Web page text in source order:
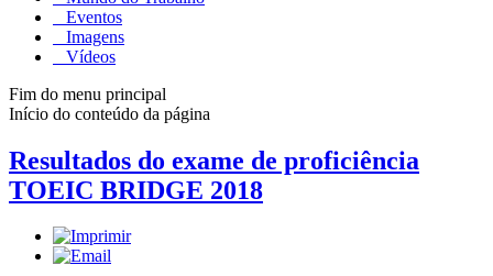
Eventos
Imagens
Vídeos
Fim do menu principal
Início do conteúdo da página
Resultados do exame de proficiência
TOEIC BRIDGE 2018